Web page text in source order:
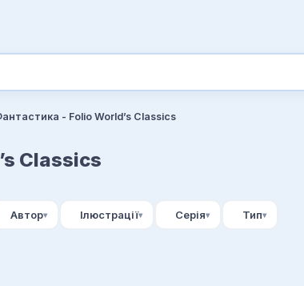
- Folio World’s Classics
Classics
Автор Ілюстрації Серія Тип